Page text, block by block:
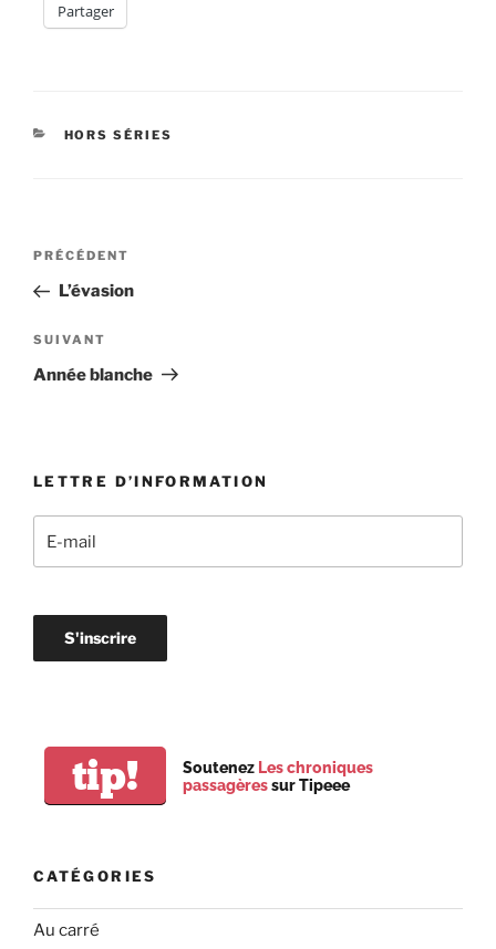
Partager
CATÉGORIES
HORS SÉRIES
Navigation
l’article
Article
précédent
PRÉCÉDENT
L’évasion
Article
suivant
SUIVANT
Année blanche
LETTRE D’INFORMATION
tip! Soutenez Les chroniques
passagèressur Tipeee
CATÉGORIES
Au carré